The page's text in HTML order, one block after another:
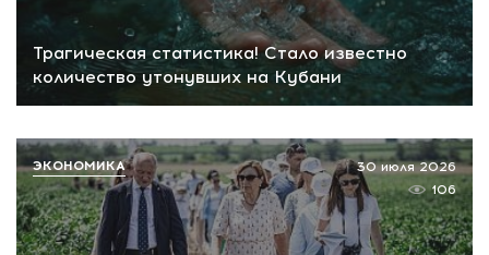
Трагическая статистика! Стало известно
количество утонувших на Кубани
30 июля 2026
106
ЭКОНОМИКА